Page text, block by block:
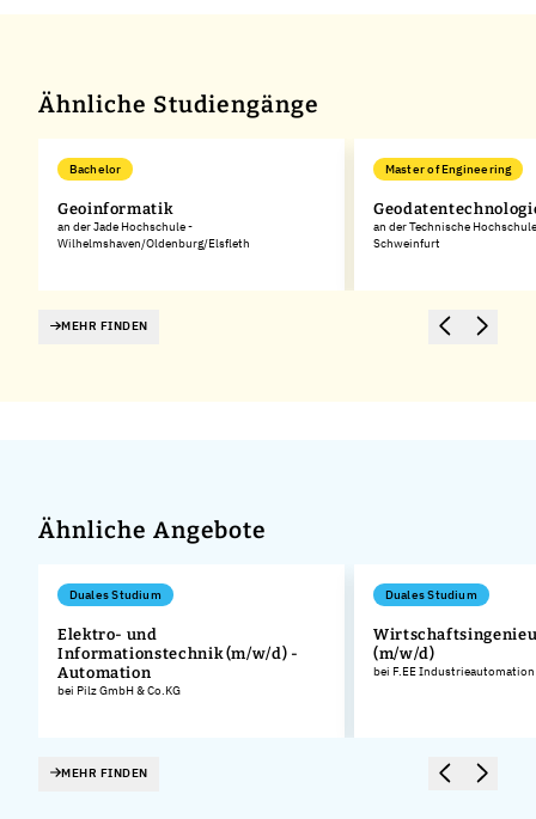
Ähnliche Studiengänge
Bachelor
Geoinformatik
an der Jade Hochschule -
Wilhelmshaven/Oldenburg/Elsfleth
Master of Engineering
an der Technische
Schweinfurt
MEHR FINDEN
Ähnliche Angebote
Duales Studium
Elektro- und
Informationstechnik (m/w/d) -
Automation
bei Pilz GmbH & Co.KG
Duales Studium
(m/w/d)
bei F.EE Industrieautomation
MEHR FINDEN